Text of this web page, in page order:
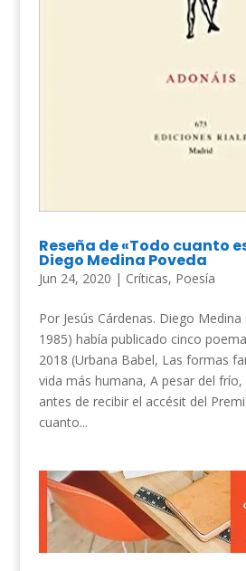
Reseña de «Todo cuanto
Diego Medina Poveda
Jun 24, 2020 | Críticas, Poesía
Por Jesús Cárdenas. Diego
1985) había publicado cinco
2018 (Urbana Babel, Las formas
vida más humana, A pesar del
antes de recibir el accésit del
cuanto...